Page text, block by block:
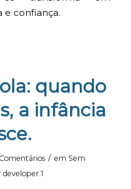
confiança.
quando
a infância
/ em Sem
developer.1